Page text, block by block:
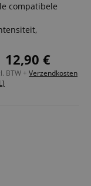
compatibele
kleurpercentages
te creëren
12,90 €
BTW + Verzendkosten